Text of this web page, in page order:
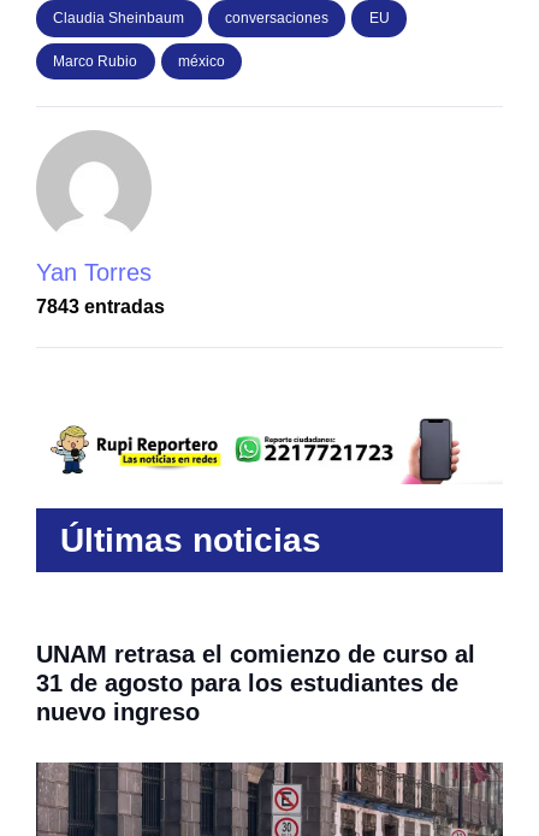
Claudia Sheinbaum conversaciones EU
Marco Rubio méxico
Yan Torres
7843 entradas
Últimas noticias
UNAM retrasa el comienzo de curso al
31 de agosto para los estudiantes de
nuevo ingreso